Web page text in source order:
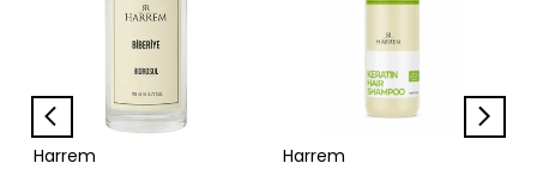
Harrem
Harrem